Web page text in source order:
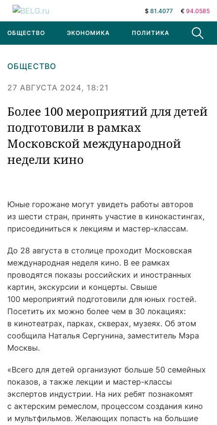
$ 81.4077 € 94.0585
ОБЩЕСТВО ЭКОНОМИКА ПОЛИТИКА В МИРЕ
ОБЩЕСТВО
27 АВГУСТА 2024, 18:21
Более 100 мероприятий для детей
подготовили в рамках
Московской международной
недели кино
Юные горожане могут увидеть работы авторов
из шести стран, принять участие в кинокастингах,
присоединиться к лекциям и мастер-классам.
До 28 августа в столице проходит Московская
международная неделя кино. В ее рамках
проводятся показы российских и иностранных
картин, экскурсии и концерты. Свыше
100 мероприятий подготовили для юных гостей.
Посетить их можно более чем в 30 локациях:
в кинотеатрах, парках, скверах, музеях. Об этом
сообщила Наталья Сергунина, заместитель Мэра
Москвы.
«Всего для детей организуют больше 50 семейных
показов, а также лекции и мастер-классы
экспертов индустрии. На них ребят познакомят
с актерским ремеслом, процессом создания кино
и мультфильмов. Желающих попасть на большие